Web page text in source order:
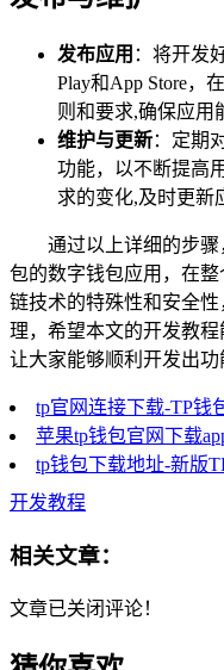
发布应用 ：将开发
Play和App Store，
则和要求,确保应用
维护与更新：定期
功能，以不断提高
求的变化,及时更新
通过以上详细的步
包的数字钱包应用，在
链技术的特殊性和安全
理，希望本文的开发教程
让大家能够顺利开发出功
tp官网连接下载-TP钱
苹果tp钱包官网下载
tp钱包下载地址-新版
开发教程
相关文章：
文章已关闭评论！